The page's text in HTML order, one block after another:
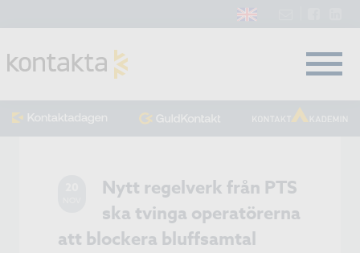
Nytt regelverk från PTS
ska tvinga operatörerna
att blockera bluffsamtal